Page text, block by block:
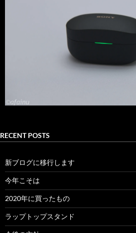
RECENT POSTS
新ブログに移行します
今年こそは
2020年に買ったもの
ラップトップスタンド